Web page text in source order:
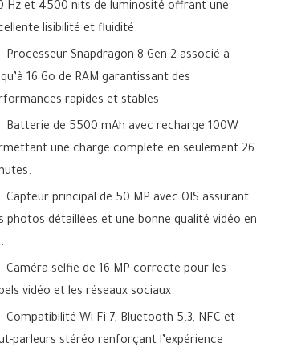
Hz et 4500 nits de luminosité offrant une
lisibilité et fluidité.
Processeur Snapdragon 8 Gen 2 associé à
16 Go de RAM garantissant des
rapides et stables.
Batterie de 5500 mAh avec recharge 100W
une charge complète en seulement 26
Capteur principal de 50 MP avec OIS assurant
photos détaillées et une bonne qualité vidéo en
Caméra selfie de 16 MP correcte pour les
vidéo et les réseaux sociaux.
Compatibilité Wi-Fi 7, Bluetooth 5.3, NFC et
parleurs stéréo renforçant l’expérience